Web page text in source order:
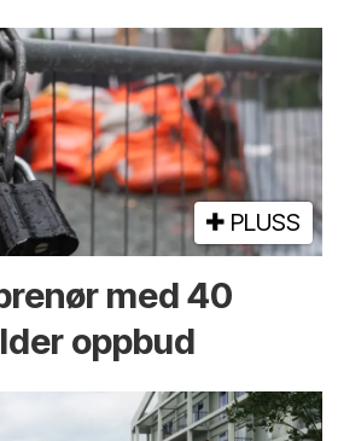
PLUSS
med 40
oppbud